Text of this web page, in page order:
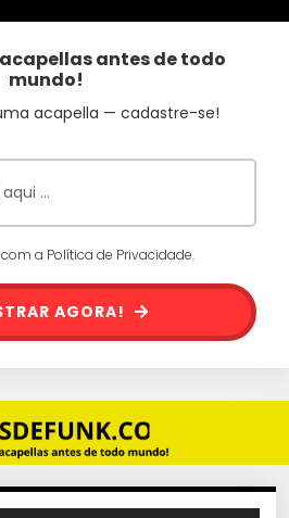
antes de todo
mundo!
acapella — cadastre-se!
a Política de Privacidade.
AGORA!